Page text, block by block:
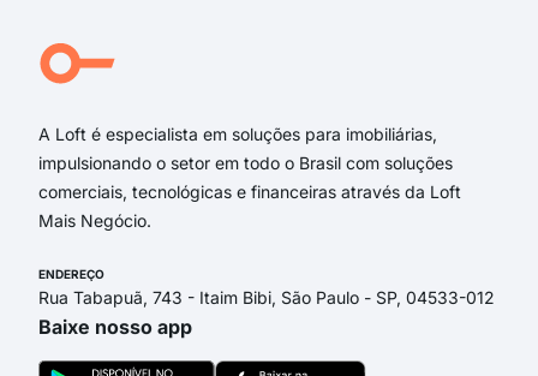
Rua dos Inconfidentes
Rua das Margaridas
A Loft é especialista em soluções para imobiliárias,
impulsionando o setor em todo o Brasil com soluções
comerciais, tecnológicas e financeiras através da Loft
Mais Negócio.
ENDEREÇO
Rua Tabapuã, 743 - Itaim Bibi, São Paulo - SP, 04533-012
Baixe nosso app